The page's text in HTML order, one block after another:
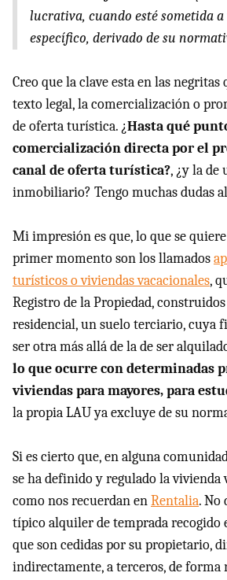
lucrativa, cuando esté sometida
específico, derivado de su
Creo que la clave esta en las negritas
texto legal, la comercialización o
de oferta turística. ¿Hasta qué
comercialización directa por el
canal de oferta turística?, ¿y la de
inmobiliario? Tengo muchas dudas
Mi impresión es que, lo que se
primer momento son los llamados
turísticos o viviendas vacacionales,
Registro de la Propiedad,
residencial, un suelo terciario, cuya
ser otra más allá de la de ser
lo que ocurre con determinadas
viviendas para mayores, para
la propia LAU ya excluye de su
Si es cierto que, en alguna
se ha definido y regulado la vivienda
como nos recuerdan enRentalia. No
típico alquiler de temprada recogido
que son cedidas por su propietario,
indirectamente, a terceros, de forma